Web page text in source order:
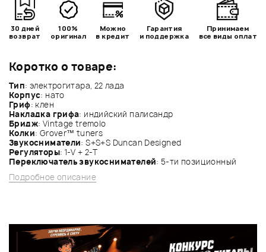
Коротко о товаре:
Тип: электрогитара, 22 лада
Корпус: нато
Гриф: клен
Накладка грифа: индийский палисандр
Бридж: Vintage tremolo
Колки: Grover™ tuners
Звукосниматели: S+S+S Duncan Designed
Регуляторы: 1-V + 2-T
Переключатель звукоснимателей: 5-ти позиционный
Подробное описание
30 дней
возврат
100%
оригинал
Можно
в кредит
Гарантия
и поддержка
Принимаем
все виды оплат